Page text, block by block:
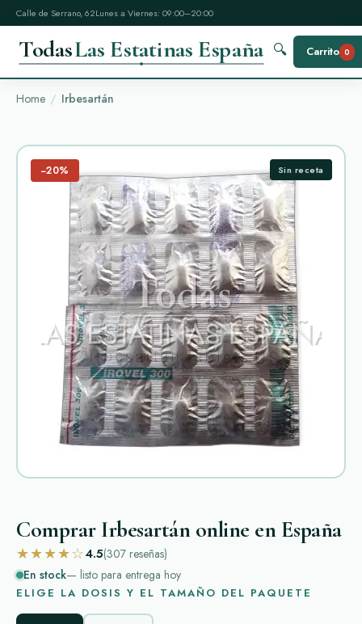
Calle de Serrano, 62Lunes a Viernes: 09:00–20:00
TodasLas Estatinas España 🔍 Carrito 0
Home Irbesartán
−20% Sin receta
Comprar Irbesartán online en España
★★★★☆4.5(307 reseñas)
En stock— listo para entrega hoy
ELIGE LA DOSIS Y EL TAMAÑO DEL PAQUETE